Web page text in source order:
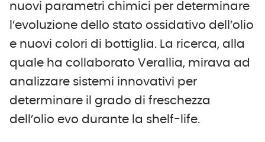
nuovi parametri chimici per determinare
l’evoluzione dello stato ossidativo dell’olio
e nuovi colori di bottiglia. La ricerca, alla
quale ha collaborato Verallia, mirava ad
analizzare sistemi innovativi per
determinare il grado di freschezza
dell’olio evo durante la shelf-life.